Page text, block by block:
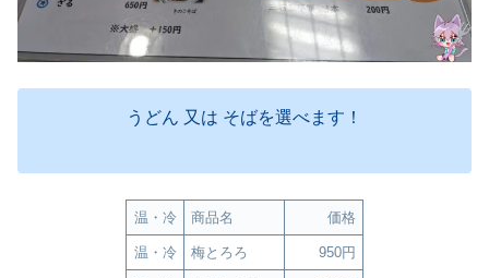
うどん 又は そばを選べます！
温・冷 商品名 価格
温・冷 梅とろろ 950円